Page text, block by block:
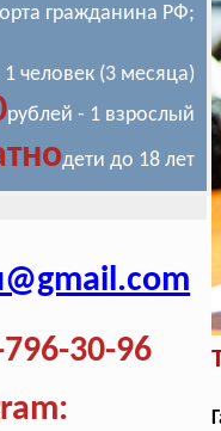
гражданина РФ;
человек (3 месяца)
рублей - 1 взрослый
дети до 18 лет
30-96